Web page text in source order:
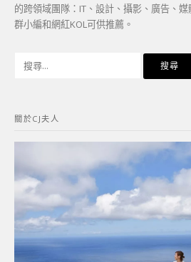
的跨領域團隊：IT、設計、攝影、廣告、
群小編和網紅KOL可供推薦。
字:
關於CJ夫人